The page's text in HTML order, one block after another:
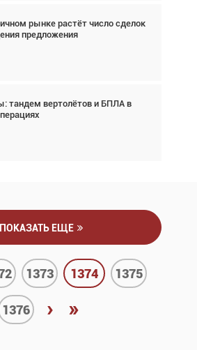
рынке растёт число сделок
предложения
тандем вертолётов и БПЛА в
мира наблюдался подъём,
снизился
– это актив. Подходите к
образом
ПОКАЗАТЬ ЕЩЕ
1373 1374 1375
1376 › »